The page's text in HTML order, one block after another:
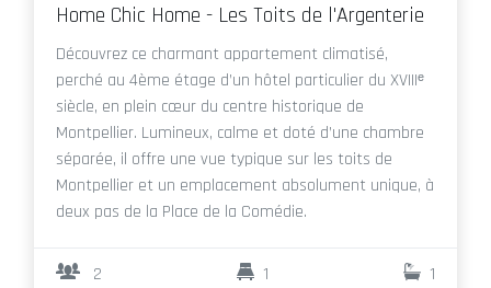
Home Chic Home - Les Toits de l'Argenterie
Découvrez ce charmant appartement climatisé,
perché au 4ème étage d’un hôtel particulier du XVIIIᵉ
siècle, en plein cœur du centre historique de
Montpellier. Lumineux, calme et doté d’une chambre
séparée, il offre une vue typique sur les toits de
Montpellier et un emplacement absolument unique, à
deux pas de la Place de la Comédie.
2 1 1